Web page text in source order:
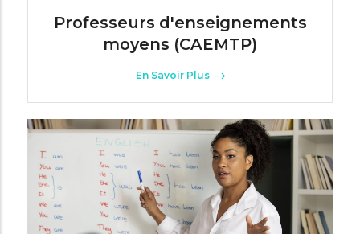
Professeurs d'enseignements
moyens (CAEMTP)
En Savoir Plus